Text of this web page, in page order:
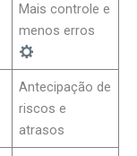
Mais controle e
menos erros
Antecipação de
riscos e
atrasos